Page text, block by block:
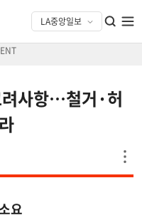
려사항…철거·허
요